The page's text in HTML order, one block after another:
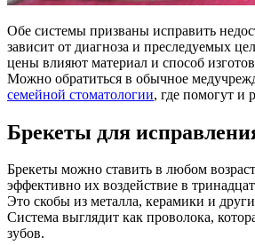
Обе системы призваны исправить
зависит от диагноза и преследуемых
цены влияют материал и способ
Можно обратиться в обычное
семейной стоматологии, где помогут и
Брекеты для
Брекеты можно ставить в любом
эффективно их воздействие в
Это скобы из металла, керамики и
Система выглядит как проволока,
зубов.